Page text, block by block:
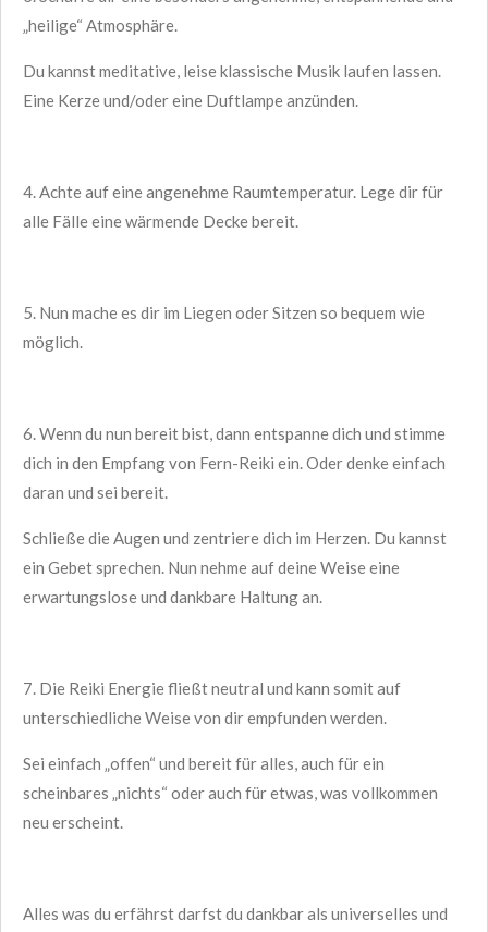
„heilige“ Atmosphäre.
Du kannst meditative, leise klassische Musik laufen lassen.
Eine Kerze und/oder eine Duftlampe anzünden.
4. Achte auf eine angenehme Raumtemperatur. Lege dir für
alle Fälle eine wärmende Decke bereit.
5. Nun mache es dir im Liegen oder Sitzen so bequem wie
möglich.
6. Wenn du nun bereit bist, dann entspanne dich und stimme
dich in den Empfang von Fern-Reiki ein. Oder denke einfach
daran und sei bereit.
Schließe die Augen und zentriere dich im Herzen. Du kannst
ein Gebet sprechen. Nun nehme auf deine Weise eine
erwartungslose und dankbare Haltung an.
7. Die Reiki Energie fließt neutral und kann somit auf
unterschiedliche Weise von dir empfunden werden.
Sei einfach „offen“ und bereit für alles, auch für ein
scheinbares „nichts“ oder auch für etwas, was vollkommen
neu erscheint.
Alles was du erfährst darfst du dankbar als universelles und